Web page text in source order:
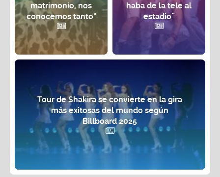
matrimonio, nos
conocemos tanto"
haba de la tele al
estadio¨
Tour de Shakira se convierte en la gira
más exitosas del mundo según
Billboard 2025